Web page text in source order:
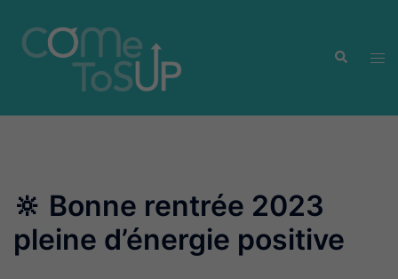
contenu
🔆 Bonne rentrée 2023
pleine d’énergie positive